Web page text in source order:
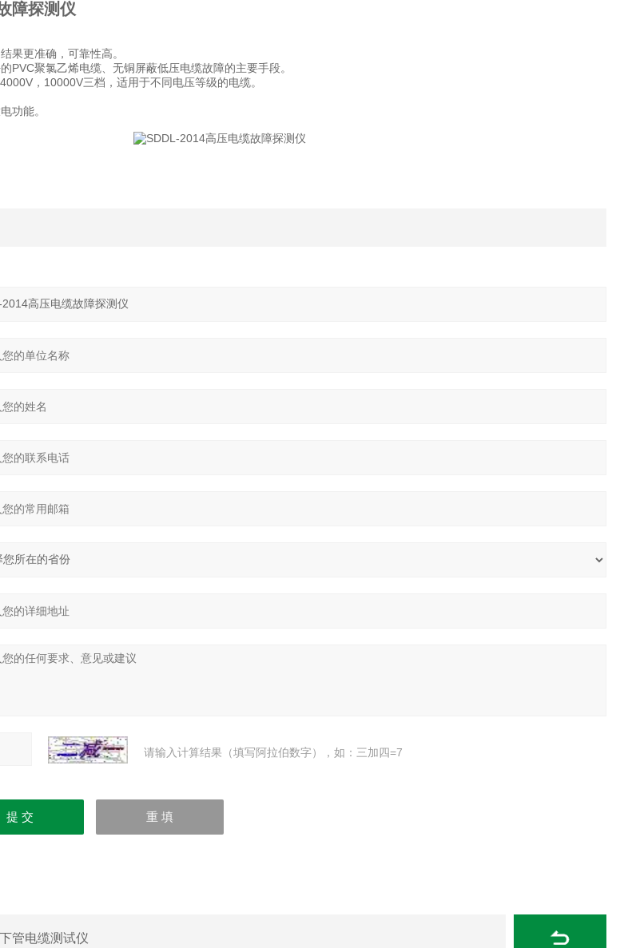
障探测仪
果更准确，可靠性高。
PVC聚氯乙烯电缆、无铜屏蔽低压电缆故障的主要手段。
，10000V三档，适用于不同电压等级的电缆。
功能。
请输入计算结果（填写阿拉伯数字），如：三加四=7
管电缆测试仪